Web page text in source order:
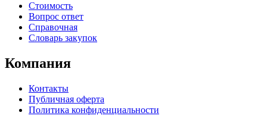
Стоимость
Вопрос ответ
Справочная
Словарь закупок
Компания
Контакты
Публичная оферта
Политика конфиденциальности